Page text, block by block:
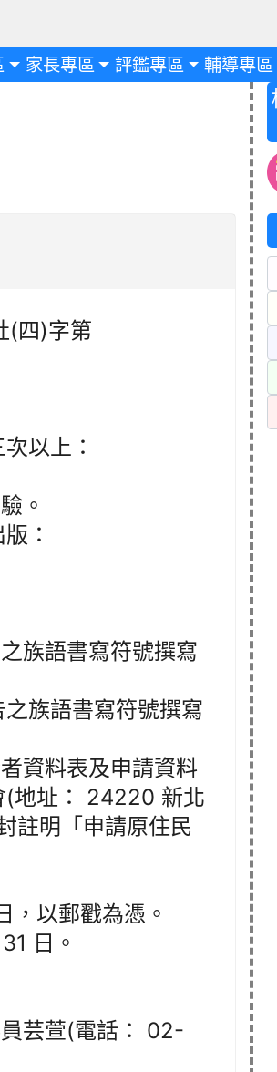
家長專區 評鑑專區 輔導專區
(四)字第
以上：
。
：
族語書寫符號撰寫
族語書寫符號撰寫
資料表及申請資料
(地址： 24220 新北
註明「申請原住民
，以郵戳為憑。
日。
芸萱(電話： 02-